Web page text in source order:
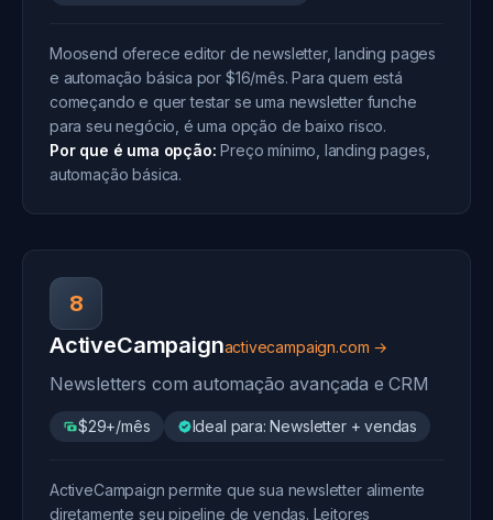
Moosend oferece editor de newsletter, landing pages
e automação básica por $16/mês. Para quem está
começando e quer testar se uma newsletter funche
para seu negócio, é uma opção de baixo risco.
Por que é uma opção: Preço mínimo, landing pages,
automação básica.
8
ActiveCampaignactivecampaign.com →
Newsletters com automação avançada e CRM
$29+/mês Ideal para: Newsletter + vendas
ActiveCampaign permite que sua newsletter alimente
diretamente seu pipeline de vendas. Leitores